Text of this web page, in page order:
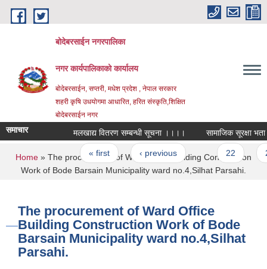
Skip to main content
बोदेबरसाईन नगरपालिका
नगर कार्यपालिकाको कार्यालय
बोदेबरसाईन, सप्तरी, मधेश प्रदेश , नेपाल सरकार
शहरी कृषि उधयोगमा आधारित, हरित संस्कृति,शिक्षित
बोदेबरसाईन नगर
समाचार मलखाद्य वितरण सम्बन्धी सूचना ।।।। सामाजिक सूरक्षा भता
Pages
« first ‹ previous …
You are here
Home » The procurement of Ward Office Building Construction
Work of Bode Barsain Municipality ward no.4,Silhat Parsahi.
The procurement of Ward Office
Building Construction Work of Bode
Barsain Municipality ward no.4,Silhat
Parsahi.